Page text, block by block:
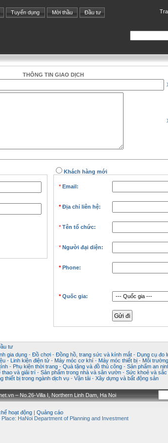
Tuyển dụng Mời thầu Đầu tư
THÔNG TIN GIAO DỊCH
Khách hàng mới
* Email:
*Địa chỉ liên hệ:
* Tên tổ chức:
* Người đại diện:
* Phone:
*Quốc gia:
tư
gia dụng - Đồ chơi - Đồng hồ, trang sức và kính mắt - Dụng cụ đo
- Linh kiện điện tử - Máy móc cơ khí - Máy móc thiết bị - Môi trường
- Phụ kiện thời trang - Quà tặng và đồ thủ công - Sản phẩm an
thao và giải trí - Sản phẩm trong nhà và sân vườn - Sức khoẻ và sắc
thiết bị trong ngành dịch vụ - Vận tải - Xây dựng và bất động sản
– No.26-Villa I, Northern Linh Dam, Ha Noi
hoạt động Quảng cáo
HaNoi Department of Planning and Investment